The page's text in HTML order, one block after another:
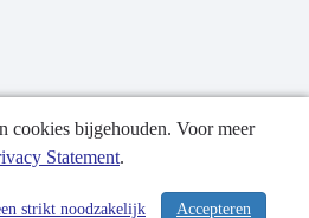
/ 336
cookies bijgehouden. Voor meer
Statement.
Accepteren
strikt noodzakelijk